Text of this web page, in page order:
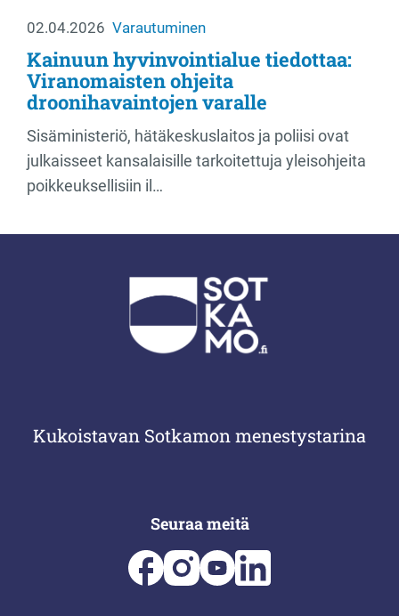
02.04.2026 Varautuminen
Kainuun hyvinvointialue tiedottaa:
Viranomaisten ohjeita
droonihavaintojen varalle
Sisäministeriö, hätäkeskuslaitos ja poliisi ovat
julkaisseet kansalaisille tarkoitettuja yleisohjeita
poikkeuksellisiin il…
Kukoistavan Sotkamon menestystarina
Seuraa meitä